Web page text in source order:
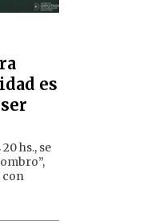
es
hs., se
con